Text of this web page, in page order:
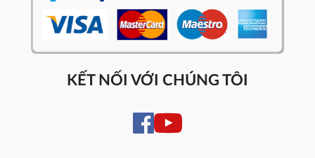
KẾT NỐI VỚI CHÚNG TÔI